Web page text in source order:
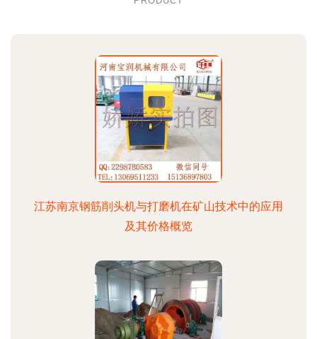
江苏南京钢筋削头机与打磨机在矿山技术中的应用
及其价格概览